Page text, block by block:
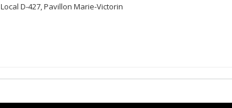
Local D-427, Pavillon Marie-Victorin